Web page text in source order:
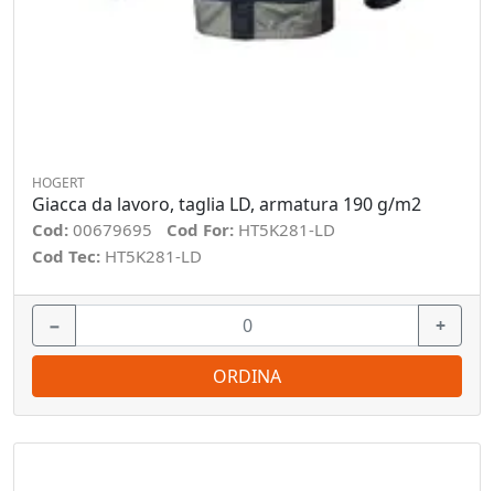
HOGERT
Giacca da lavoro, taglia LD, armatura 190 g/m2
Cod: 00679695 Cod For: HT5K281-LD
Cod Tec: HT5K281-LD
− +
ORDINA